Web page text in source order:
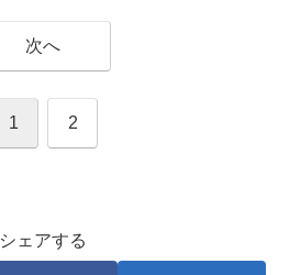
次へ
1 2
シェアする